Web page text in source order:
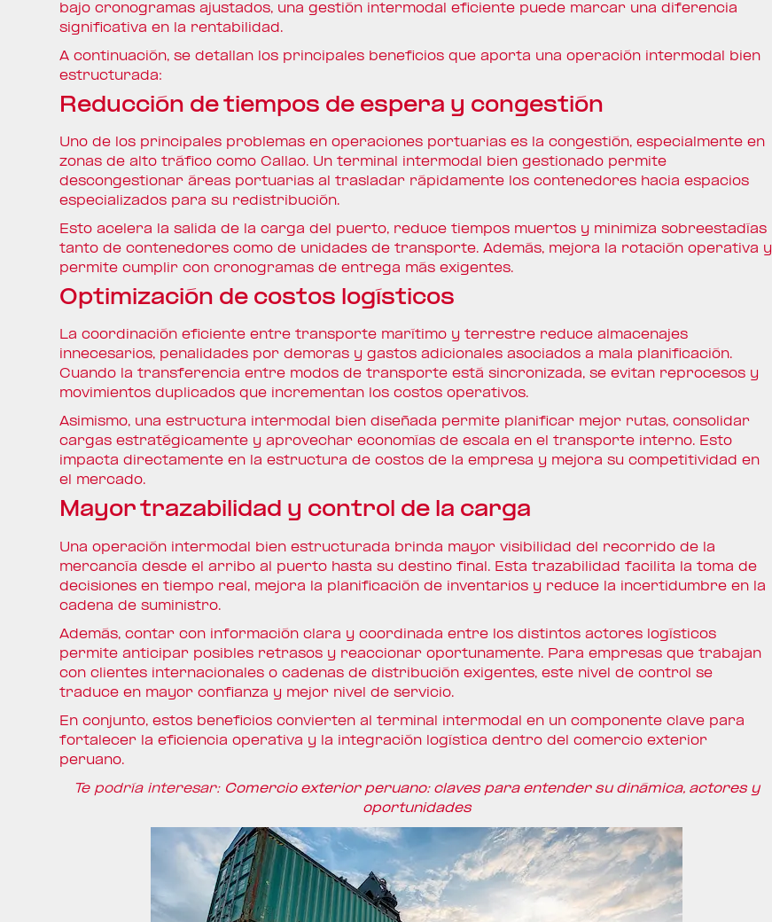
bajo cronogramas ajustados, una gestión intermodal eficiente puede marcar una diferencia
significativa en la rentabilidad.
A continuación, se detallan los principales beneficios que aporta una operación intermodal bien
estructurada:
Reducción de tiempos de espera y congestión
Uno de los principales problemas en operaciones portuarias es la congestión, especialmente en
zonas de alto tráfico como Callao. Un terminal intermodal bien gestionado permite
descongestionar áreas portuarias al trasladar rápidamente los contenedores hacia espacios
especializados para su redistribución.
Esto acelera la salida de la carga del puerto, reduce tiempos muertos y minimiza sobreestadías
tanto de contenedores como de unidades de transporte. Además, mejora la rotación operativa y
permite cumplir con cronogramas de entrega más exigentes.
Optimización de costos logísticos
La coordinación eficiente entre transporte marítimo y terrestre reduce almacenajes
innecesarios, penalidades por demoras y gastos adicionales asociados a mala planificación.
Cuando la transferencia entre modos de transporte está sincronizada, se evitan reprocesos y
movimientos duplicados que incrementan los costos operativos.
Asimismo, una estructura intermodal bien diseñada permite planificar mejor rutas, consolidar
cargas estratégicamente y aprovechar economías de escala en el transporte interno. Esto
impacta directamente en la estructura de costos de la empresa y mejora su competitividad en
el mercado.
Mayor trazabilidad y control de la carga
Una operación intermodal bien estructurada brinda mayor visibilidad del recorrido de la
mercancía desde el arribo al puerto hasta su destino final. Esta trazabilidad facilita la toma de
decisiones en tiempo real, mejora la planificación de inventarios y reduce la incertidumbre en la
cadena de suministro.
Además, contar con información clara y coordinada entre los distintos actores logísticos
permite anticipar posibles retrasos y reaccionar oportunamente. Para empresas que trabajan
con clientes internacionales o cadenas de distribución exigentes, este nivel de control se
traduce en mayor confianza y mejor nivel de servicio.
En conjunto, estos beneficios convierten al terminal intermodal en un componente clave para
fortalecer la eficiencia operativa y la integración logística dentro del comercio exterior
peruano.
Te podría interesar: Comercio exterior peruano: claves para entender su dinámica, actores y
oportunidades